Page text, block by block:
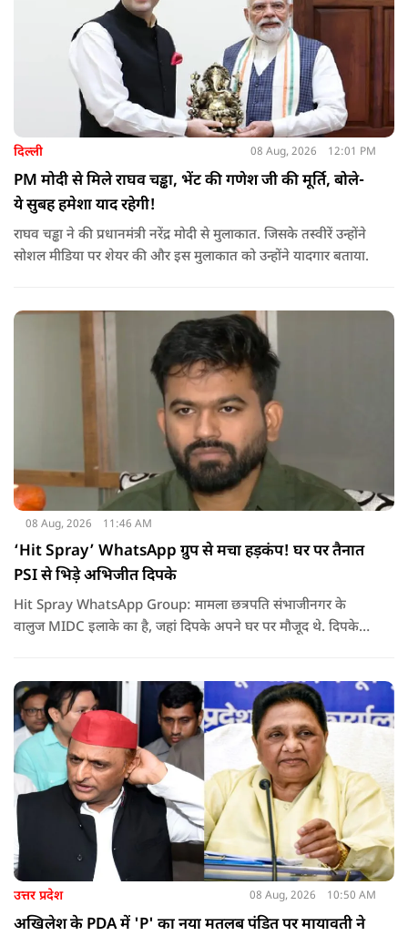
दिल्ली 08 Aug, 2026 12:01 PM
PM मोदी से मिले राघव चड्ढा, भेंट की गणेश जी की मूर्ति, बोले-
ये सुबह हमेशा याद रहेगी!
राघव चड्ढा ने की प्रधानमंत्री नरेंद्र मोदी से मुलाकात. जिसके तस्वीरें उन्होंने
सोशल मीडिया पर शेयर की और इस मुलाकात को उन्होंने यादगार बताया.
08 Aug, 2026 11:46 AM
‘Hit Spray’ WhatsApp ग्रुप से मचा हड़कंप! घर पर तैनात
PSI से भिड़े अभिजीत दिपके
Hit Spray WhatsApp Group: मामला छत्रपति संभाजीनगर के
वालुज MIDC इलाके का है, जहां दिपके अपने घर पर मौजूद थे. दिपके
को लेकर दिपके की पुलिस अधिकारी से तीखी बहस हो गई.
उत्तर प्रदेश 08 Aug, 2026 10:50 AM
अखिलेश के PDA में 'P' का नया मतलब पंडित पर मायावती ने